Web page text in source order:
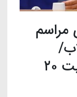
مراسم
پیش‌بینی حضور جمعیت ۲۰